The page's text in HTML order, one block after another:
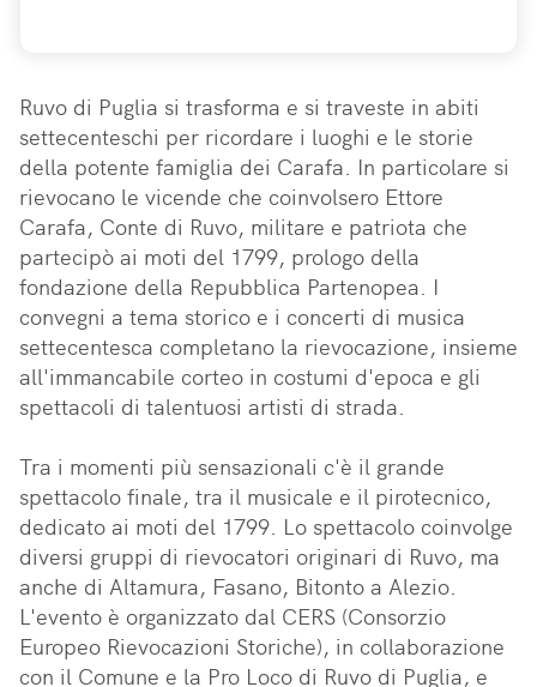
Ruvo di Puglia si trasforma e si traveste in abiti
settecenteschi per ricordare i luoghi e le storie
della potente famiglia dei Carafa. In particolare si
rievocano le vicende che coinvolsero Ettore
Carafa, Conte di Ruvo, militare e patriota che
partecipò ai moti del 1799, prologo della
fondazione della Repubblica Partenopea. I
convegni a tema storico e i concerti di musica
settecentesca completano la rievocazione, insieme
all'immancabile corteo in costumi d'epoca e gli
spettacoli di talentuosi artisti di strada.
Tra i momenti più sensazionali c'è il grande
spettacolo finale, tra il musicale e il pirotecnico,
dedicato ai moti del 1799. Lo spettacolo coinvolge
diversi gruppi di rievocatori originari di Ruvo, ma
anche di Altamura, Fasano, Bitonto a Alezio.
L'evento è organizzato dal CERS (Consorzio
Europeo Rievocazioni Storiche), in collaborazione
con il Comune e la Pro Loco di Ruvo di Puglia, e